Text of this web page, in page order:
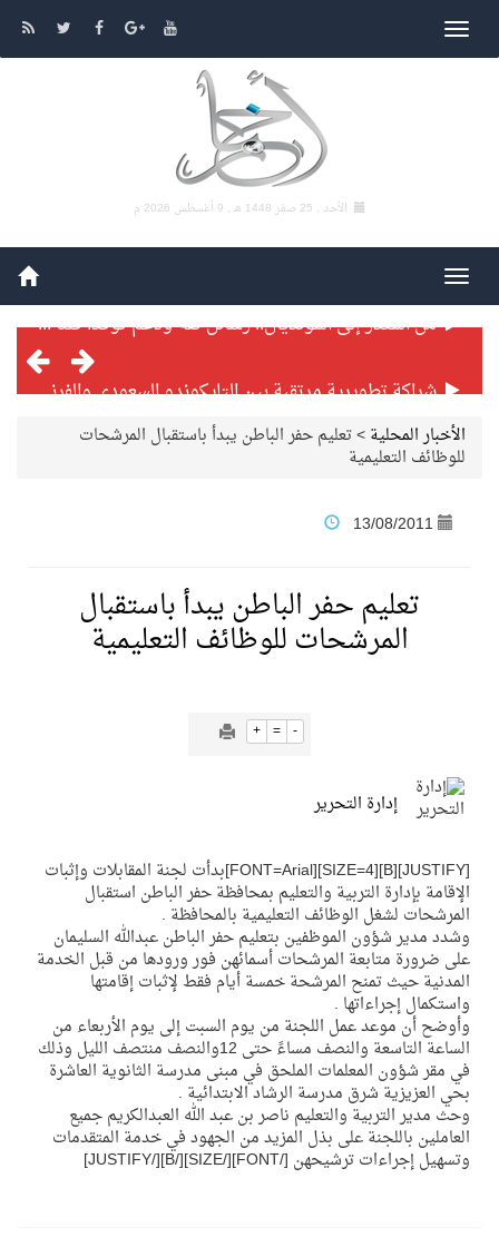
الأحد , 25 صفر 1448 هـ , 9 أغسطس 2026 م
شراكة تطويرية مرتقبة بين التايكوندو السعودي والفرنسي
من المعذر إلى المونديال.. رسائل ثقة ودعم تؤكد: كلنا مع الأخضر
الأخبار المحلية>تعليم حفر الباطن يبدأ باستقبال المرشحات
للوظائف التعليمية
13/08/2011
تعليم حفر الباطن يبدأ باستقبال
المرشحات للوظائف التعليمية
+ = -
إدارة التحرير
[JUSTIFY][B][SIZE=4][FONT=Arial]بدأت لجنة المقابلات وإثبات
الإقامة بإدارة التربية والتعليم بمحافظة حفر الباطن استقبال
المرشحات لشغل الوظائف التعليمية بالمحافظة .
وشدد مدير شؤون الموظفين بتعليم حفر الباطن عبدالله السليمان
على ضرورة متابعة المرشحات أسمائهن فور ورودها من قبل الخدمة
المدنية حيث تمنح المرشحة خمسة أيام فقط لإثبات إقامتها
واستكمال إجراءاتها .
وأوضح أن موعد عمل اللجنة من يوم السبت إلى يوم الأربعاء من
الساعة التاسعة والنصف مساءً حتى 12والنصف منتصف الليل وذلك
في مقر شؤون المعلمات الملحق في مبنى مدرسة الثانوية العاشرة
بحي العزيزية شرق مدرسة الرشاد الابتدائية .
وحث مدير التربية والتعليم ناصر بن عبد الله العبدالكريم جميع
العاملين باللجنة على بذل المزيد من الجهود في خدمة المتقدمات
وتسهيل إجراءات ترشيحهن [/FONT][/SIZE][/B][/JUSTIFY]